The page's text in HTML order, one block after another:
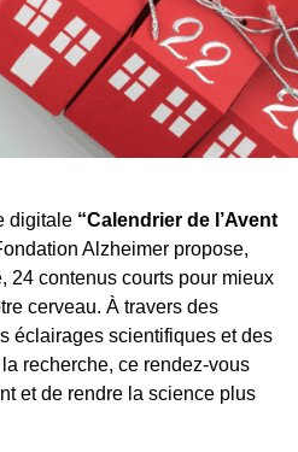
digitale “Calendrier de l’Avent
Alzheimer propose,
24 contenus courts pour mieux
cerveau. À travers des
éclairages scientifiques et des
recherche, ce rendez-vous
et de rendre la science plus